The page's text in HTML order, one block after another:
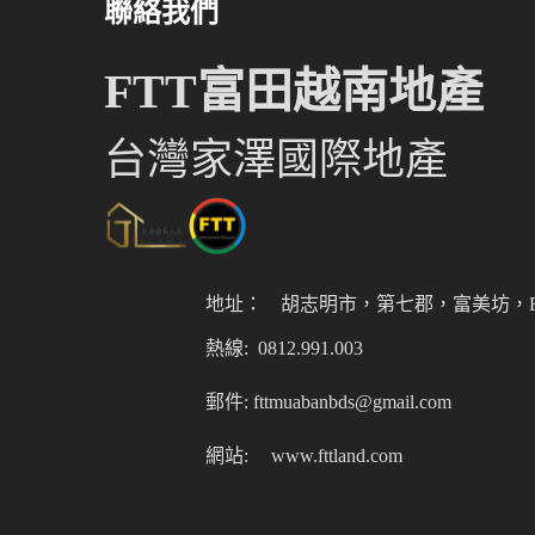
聯絡我們
FTT富田越南地產
台灣家澤國際地產
地址： 胡志明市，第七郡，富美坊，
熱線: 0812.991.003
郵件: fttmuabanbds@gmail.com
網站: www.fttland.com